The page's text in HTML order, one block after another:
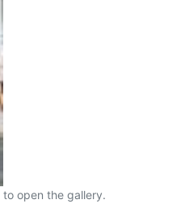
open the gallery.